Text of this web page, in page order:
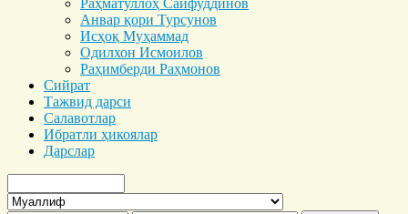
Раҳматуллоҳ Сайфуддинов
Анвар қори Турсунов
Исҳоқ Муҳаммад
Одилхон Исмоилов
Раҳимберди Раҳмонов
Сийрат
Тажвид дарси
Салавотлар
Ибратли ҳикоялар
Дарслар